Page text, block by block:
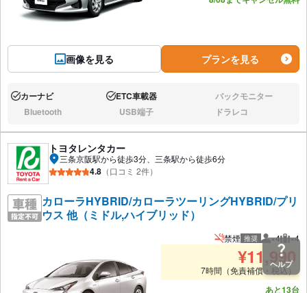
画像を見る プランを見る
あり:カーナビ あり:ETC車載器 なし:バックモニター
なし:Bluetooth なし:USB端子 なし:ドラレコ
トヨタレンタカー
三条京阪駅から徒歩3分、三条駅から徒歩6分
4.8 （口コミ 2件）
カローラHYBRID/カローラツーリングHYBRID/プリ
ウス 他（ミドル,ハイブリッド）
禁煙 推奨 推奨人数
×4 推
×4
¥11,990
7時間（免責補償・税込）
あと13台
ヘルプ